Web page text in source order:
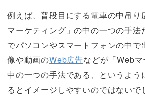
例えば、普段目にする電車の中吊り
マーケティング」の中の一つの手法
でパソコンやスマートフォンの中で
像や動画のWeb広告などが「Web
中の一つの手法である、というよう
るとイメージしやすいのではないで